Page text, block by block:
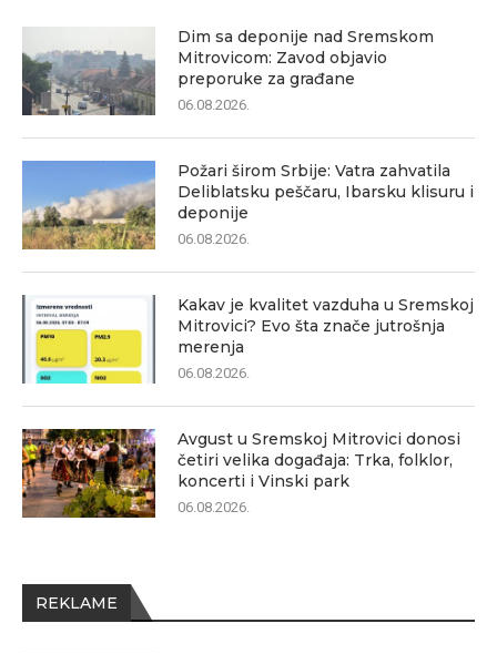
Dim sa deponije nad Sremskom
Mitrovicom: Zavod objavio
preporuke za građane
06.08.2026.
Požari širom Srbije: Vatra zahvatila
Deliblatsku peščaru, Ibarsku klisuru i
deponije
06.08.2026.
Kakav je kvalitet vazduha u Sremskoj
Mitrovici? Evo šta znače jutrošnja
merenja
06.08.2026.
Avgust u Sremskoj Mitrovici donosi
četiri velika događaja: Trka, folklor,
koncerti i Vinski park
06.08.2026.
REKLAME